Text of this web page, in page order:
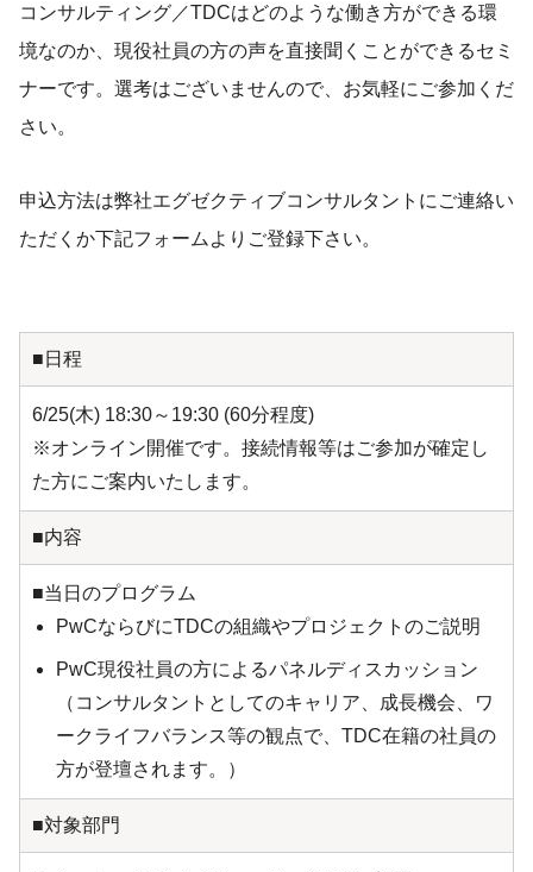
コンサルティング／TDCはどのような働き方ができる環
境なのか、現役社員の方の声を直接聞くことができるセミ
ナーです。選考はございませんので、お気軽にご参加くだ
さい。
申込方法は弊社エグゼクティブコンサルタントにご連絡い
ただくか下記フォームよりご登録下さい。
■日程
6/25(木) 18:30～19:30 (60分程度)
※オンライン開催です。接続情報等はご参加が確定し
た方にご案内いたします。
■内容
■当日のプログラム
PwCならびにTDCの組織やプロジェクトのご説明
PwC現役社員の方によるパネルディスカッション
（コンサルタントとしてのキャリア、成長機会、ワ
ークライフバランス等の観点で、TDC在籍の社員の
方が登壇されます。）
■対象部門